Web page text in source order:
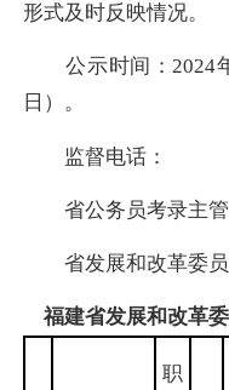
形式及时反映情况。
公示时间：2024年
日）。
监督电话：
省公务员考录主管
省发展和改革委员
福建省发展和改革
职